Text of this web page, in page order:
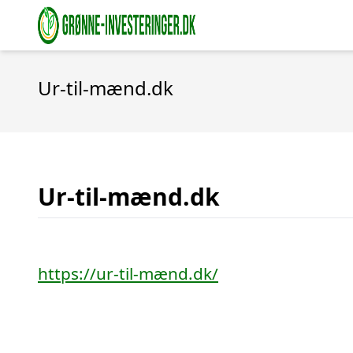
Ur-til-mænd.dk
Ur-til-mænd.dk
https://ur-til-mænd.dk/